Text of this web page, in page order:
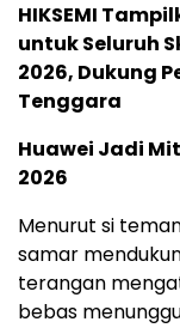
HIKSEMI
untuk Seluruh
2026, Dukung
Tenggara
Huawei Jadi
2026
Menurut si
samar
terangan
bebas